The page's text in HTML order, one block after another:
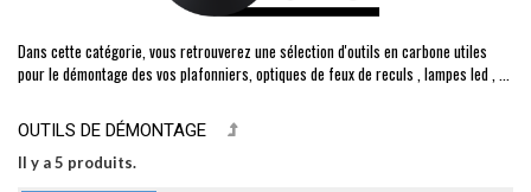
Dans cette catégorie, vous retrouverez une sélection d'outils en carbone utiles
pour le démontage des vos plafonniers, optiques de feux de reculs , lampes led , ...
OUTILS DE DÉMONTAGE
Il y a 5 produits.